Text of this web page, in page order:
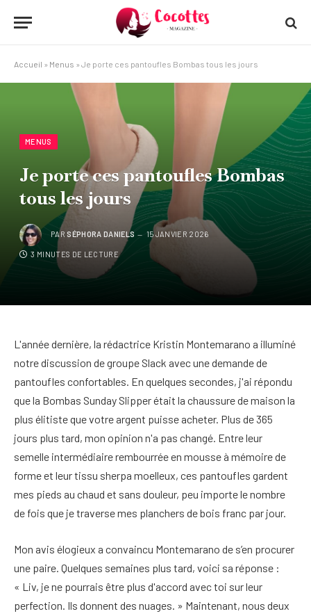
Accueil » Menus » Je porte ces pantoufles Bombas tous les jours
MENUS
Je porte ces pantoufles Bombas
tous les jours
PAR SÉPHORA DANIELS 15 JANVIER 2026
3 MINUTES DE LECTURE
L'année dernière, la rédactrice Kristin Montemarano a illuminé
notre discussion de groupe Slack avec une demande de
pantoufles confortables. En quelques secondes, j'ai répondu
que la Bombas Sunday Slipper était la chaussure de maison la
plus élitiste que votre argent puisse acheter. Plus de 365
jours plus tard, mon opinion n'a pas changé. Entre leur
semelle intermédiaire rembourrée en mousse à mémoire de
forme et leur tissu sherpa moelleux, ces pantoufles gardent
mes pieds au chaud et sans douleur, peu importe le nombre
de fois que je traverse mes planchers de bois franc par jour.
Mon avis élogieux a convaincu Montemarano de s’en procurer
une paire. Quelques semaines plus tard, voici sa réponse :
« Liv, je ne pourrais être plus d'accord avec toi sur leur
perfection. Ils donnent des nuages. » Maintenant, nous deux